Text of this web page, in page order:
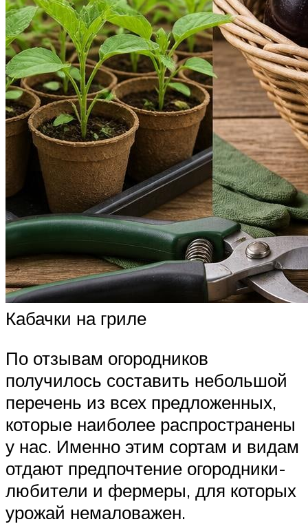
Кабачки на гриле
По отзывам огородников
получилось составить небольшой
перечень из всех предложенных,
которые наиболее распространены
у нас. Именно этим сортам и видам
отдают предпочтение огородники-
любители и фермеры, для которых
урожай немаловажен.